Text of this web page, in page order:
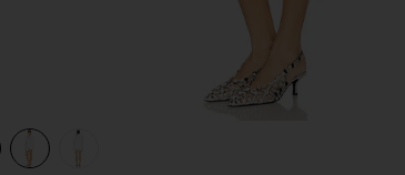
view 1 of 3 원피스 in White